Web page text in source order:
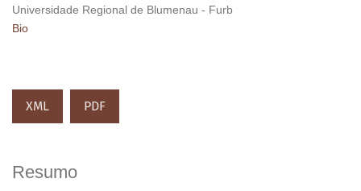
Universidade Regional de Blumenau - Furb
Bio
XML PDF
Resumo